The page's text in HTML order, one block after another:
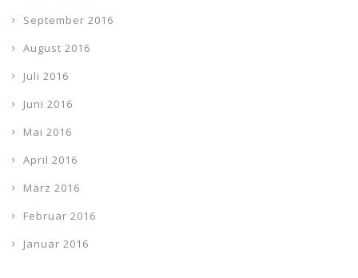
September 2016
August 2016
Juli 2016
Juni 2016
Mai 2016
April 2016
März 2016
Februar 2016
Januar 2016